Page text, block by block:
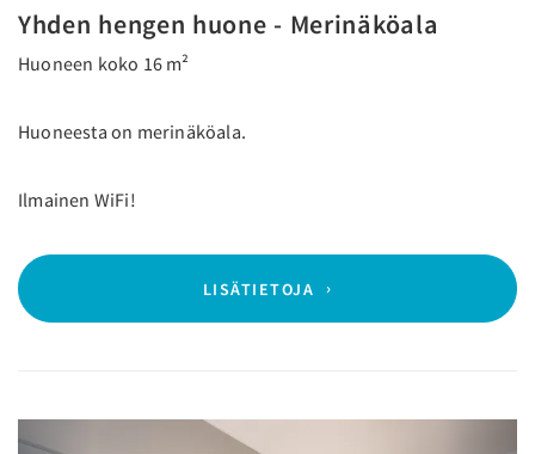
Yhden hengen huone - Merinäköala
Huoneen koko 16 m²
Huoneesta on merinäköala.
Ilmainen WiFi!
LISÄTIETOJA